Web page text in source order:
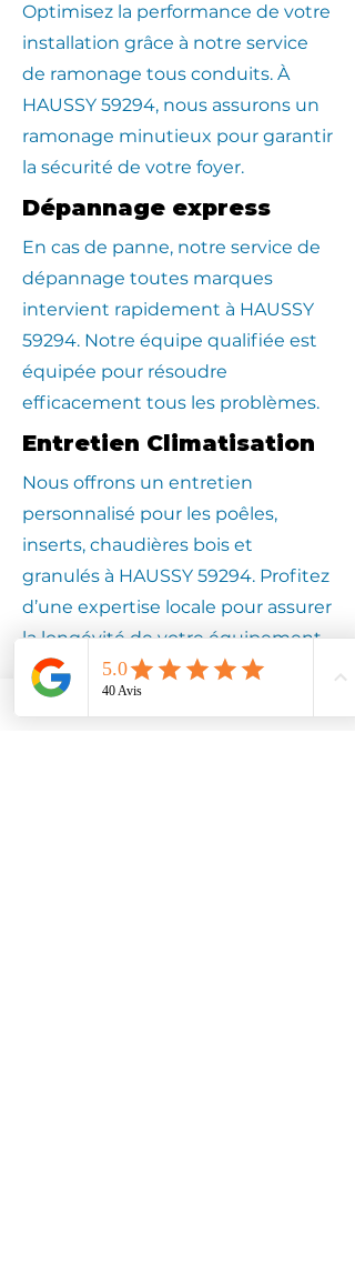
Optimisez la performance de votre
installation grâce à notre service
de ramonage tous conduits. À
HAUSSY 59294, nous assurons un
ramonage minutieux pour garantir
la sécurité de votre foyer.
Dépannage express
En cas de panne, notre service de
dépannage toutes marques
intervient rapidement à HAUSSY
59294. Notre équipe qualifiée est
équipée pour résoudre
efficacement tous les problèmes.
Entretien Climatisation
Nous offrons un entretien
personnalisé pour les poêles,
inserts, chaudières bois et
granulés à HAUSSY 59294. Profitez
d’une expertise locale pour assurer
la longévité de votre équipement.